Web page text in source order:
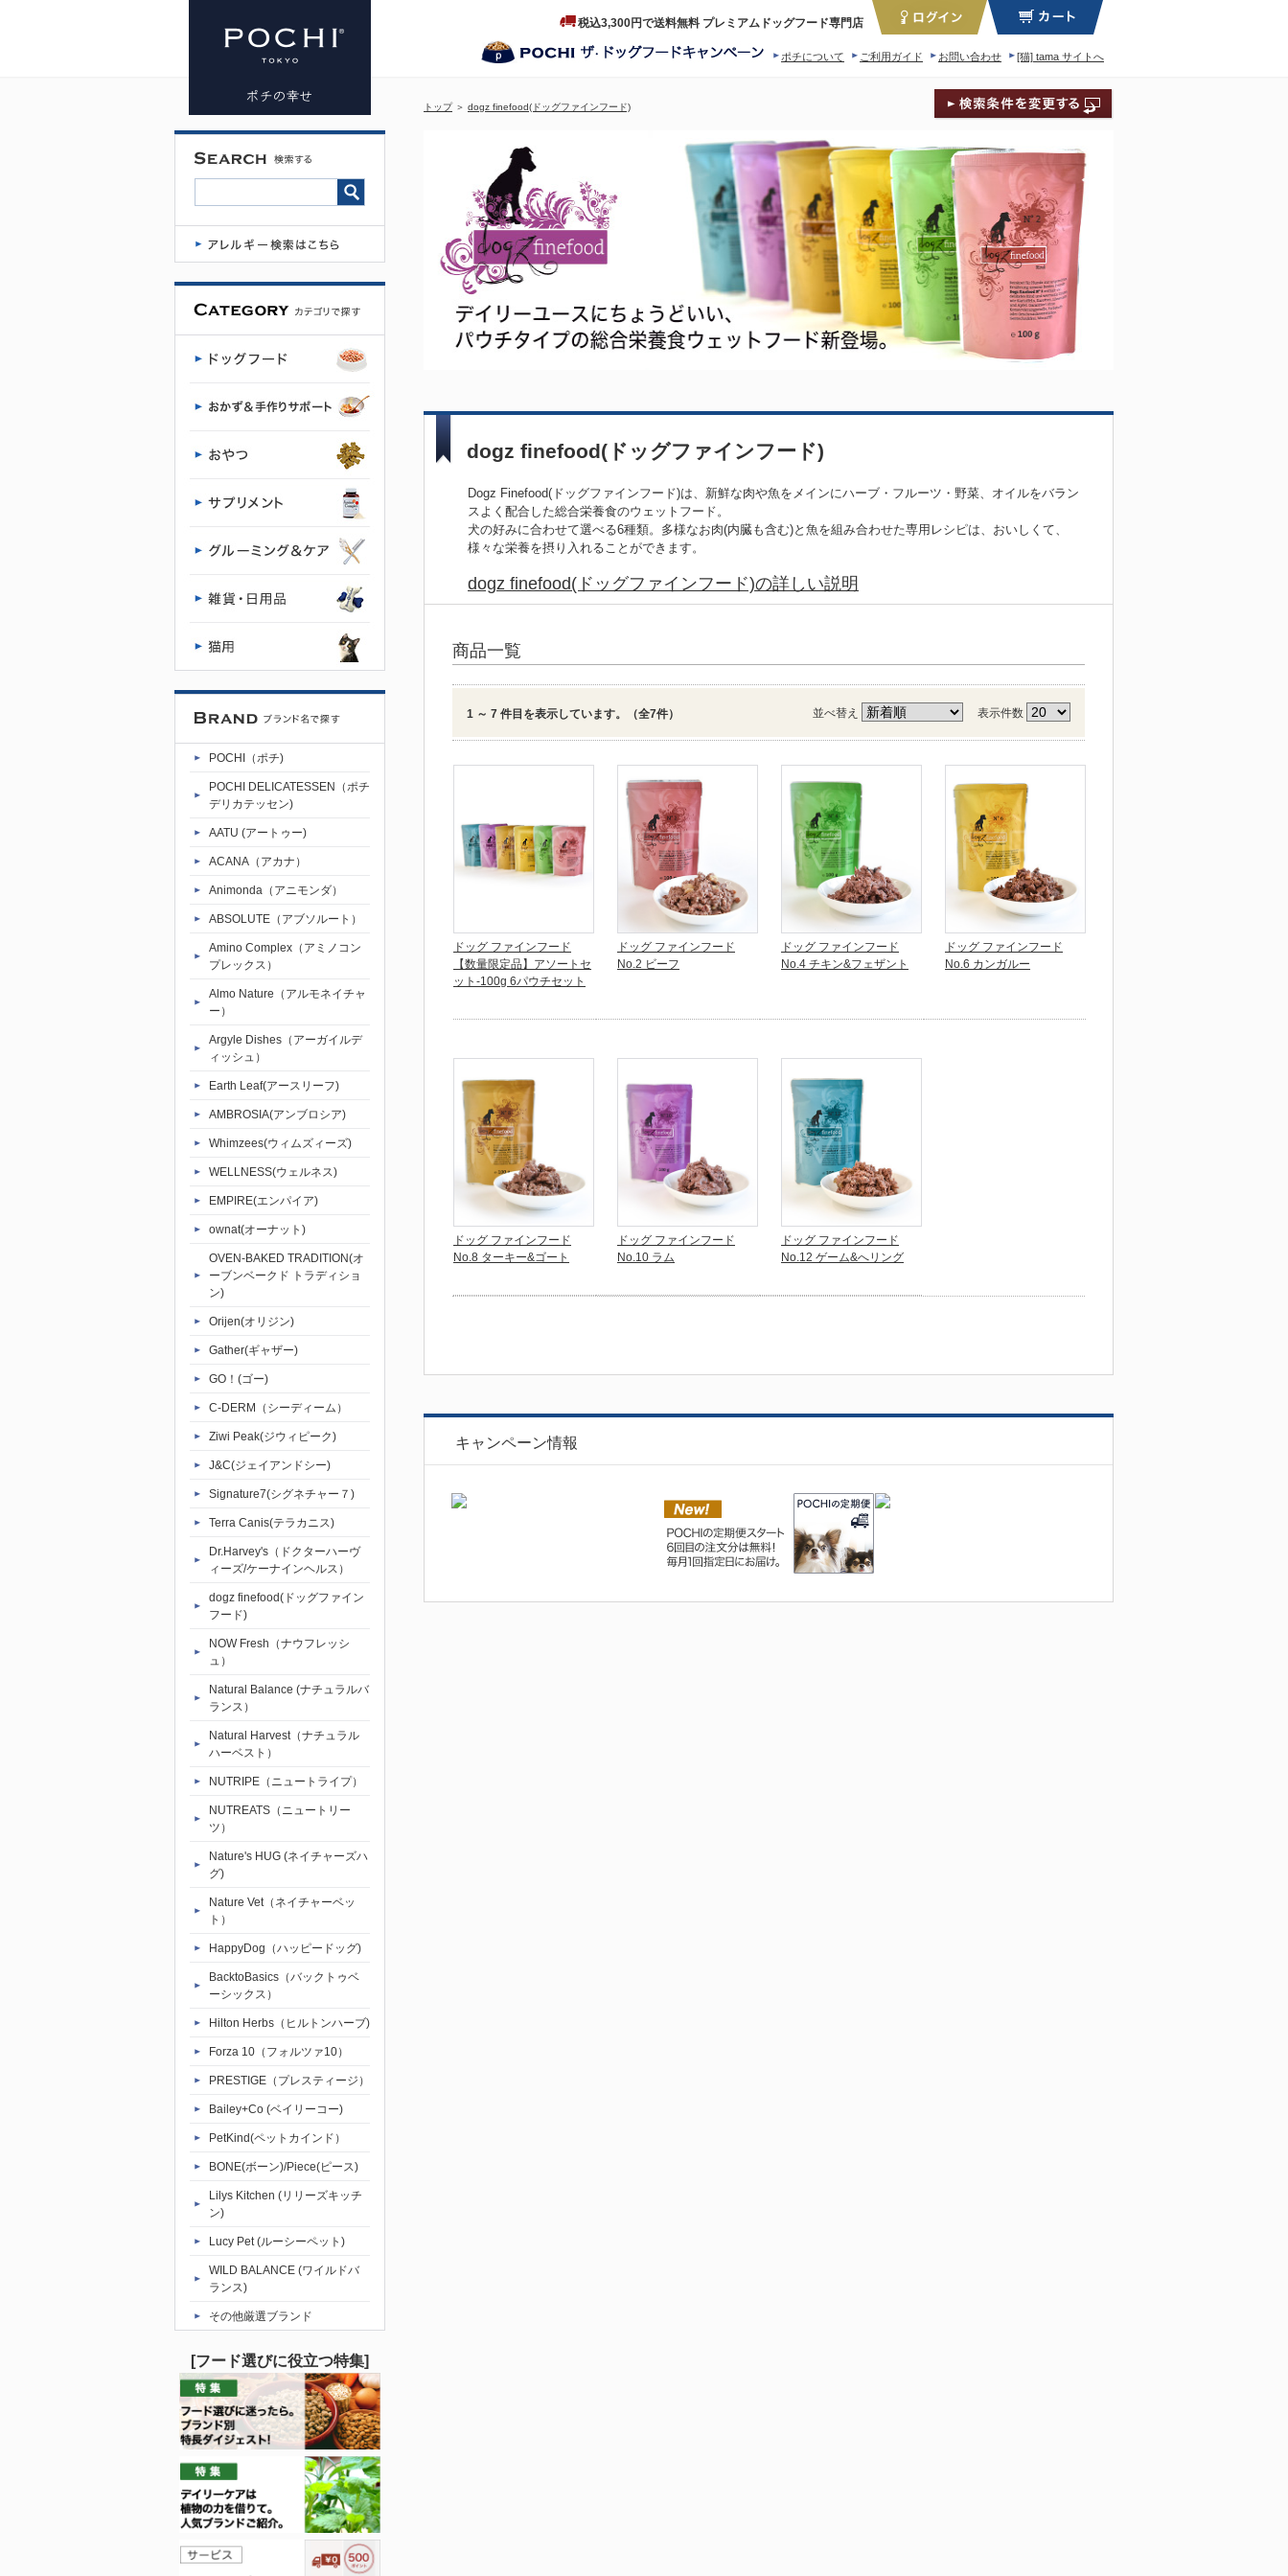
dogz
finefood(ド
ッグファイ
ンフード) |
プレミアム
ドッグフー
ド専門店・
通販 POCHI
- ポチ公式サ
イト
税込3,300円で送料無料 プレミアムドッグフード専門店
[猫] tama サイトへ
お問い合わせ
ご利用ガイド
ポチについて
トップ ＞ dogz finefood(ドッグファインフード)
POCHI（ポチ)
POCHI DELICATESSEN（ポチ
デリカテッセン)
AATU (アートゥー)
ACANA（アカナ）
Animonda（アニモンダ）
ABSOLUTE（アブソルート）
Amino Complex（アミノコン
プレックス）
Almo Nature（アルモネイチャ
ー）
Argyle Dishes（アーガイルデ
ィッシュ）
Earth Leaf(アースリーフ)
AMBROSIA(アンブロシア)
Whimzees(ウィムズィーズ)
WELLNESS(ウェルネス)
EMPIRE(エンパイア)
ownat(オーナット)
OVEN-BAKED TRADITION(オ
ーブンベークド トラディショ
ン)
Orijen(オリジン)
Gather(ギャザー)
GO！(ゴー)
C-DERM（シーディーム）
Ziwi Peak(ジウィピーク)
J&C(ジェイアンドシー)
Signature7(シグネチャー７)
Terra Canis(テラカニス)
Dr.Harvey's（ドクターハーヴ
ィーズ/ケーナインヘルス）
dogz finefood(ドッグファイン
フード)
NOW Fresh（ナウフレッシ
ュ）
Natural Balance (ナチュラルバ
ランス）
Natural Harvest（ナチュラル
ハーベスト）
NUTRIPE（ニュートライプ）
NUTREATS（ニュートリー
ツ）
Nature's HUG (ネイチャーズハ
グ)
Nature Vet（ネイチャーベッ
ト）
HappyDog（ハッピードッグ)
BacktoBasics（バックトゥベ
ーシックス）
Hilton Herbs（ヒルトンハーブ)
Forza 10（フォルツァ10）
PRESTIGE（プレスティージ）
Bailey+Co (ベイリーコー)
PetKind(ペットカインド）
BONE(ボーン)/Piece(ピース)
Lilys Kitchen (リリーズキッチ
ン)
Lucy Pet (ルーシーペット)
WILD BALANCE (ワイルドバ
ランス)
その他厳選ブランド
[フード選びに役立つ特集]
dogz finefood(ドッグファインフード)
Dogz Finefood(ドッグファインフード)は、新鮮な肉や魚をメインにハーブ・フルーツ・野菜、オイルをバラン
スよく配合した総合栄養食のウェットフード。
犬の好みに合わせて選べる6種類。多様なお肉(内臓も含む)と魚を組み合わせた専用レシピは、おいしくて、
様々な栄養を摂り入れることができます。
dogz finefood(ドッグファインフード)の詳しい説明
商品一覧
1 ～ 7 件目を表示しています。（全7件） 並べ替え 表示件数
ドッグ ファインフード
【数量限定品】アソートセ
ット-100g 6パウチセット
ドッグ ファインフード
No.2 ビーフ
ドッグ ファインフード
No.4 チキン&フェザント
ドッグ ファインフード
No.6 カンガルー
ドッグ ファインフード
No.8 ターキー&ゴート
ドッグ ファインフード
No.10 ラム
ドッグ ファインフード
No.12 ゲーム&へリング
キャンペーン情報